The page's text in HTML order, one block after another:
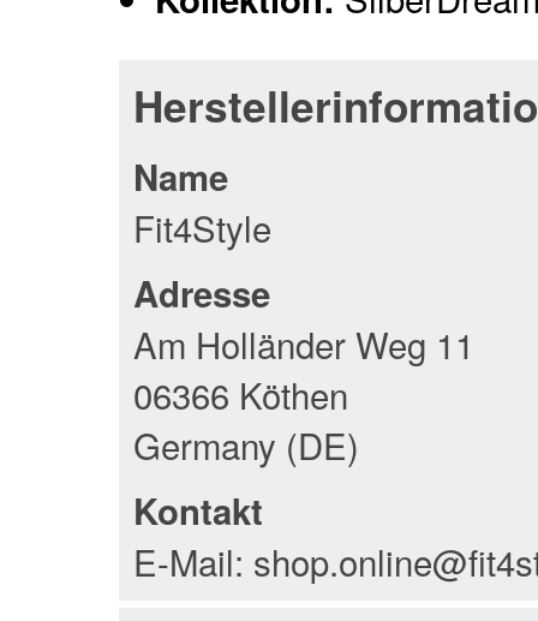
Name
Fit4Style
Adresse
Am Holländer Weg 11
06366 Köthen
Germany (DE)
Kontakt
E-Mail: